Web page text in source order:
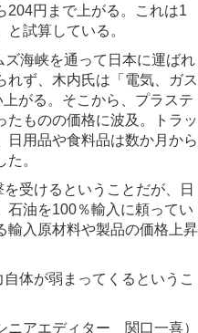
204円まで上がる。これは1
試算している。
海峡を通って日本に運ばれ
れず、木内氏は「電気、ガス
がる。そこから、プラステ
たものの価格に波及。トラッ
日用品や食料品は数か月から
。
受けるということだが、日
石油を100％輸入に頼ってい
輸入原材料や製品の価格上昇
体が弱まってくるというこ
ニアエディター 関口一喜）